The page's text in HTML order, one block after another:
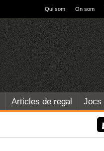
Qui som On som
Articles de regal Jocs